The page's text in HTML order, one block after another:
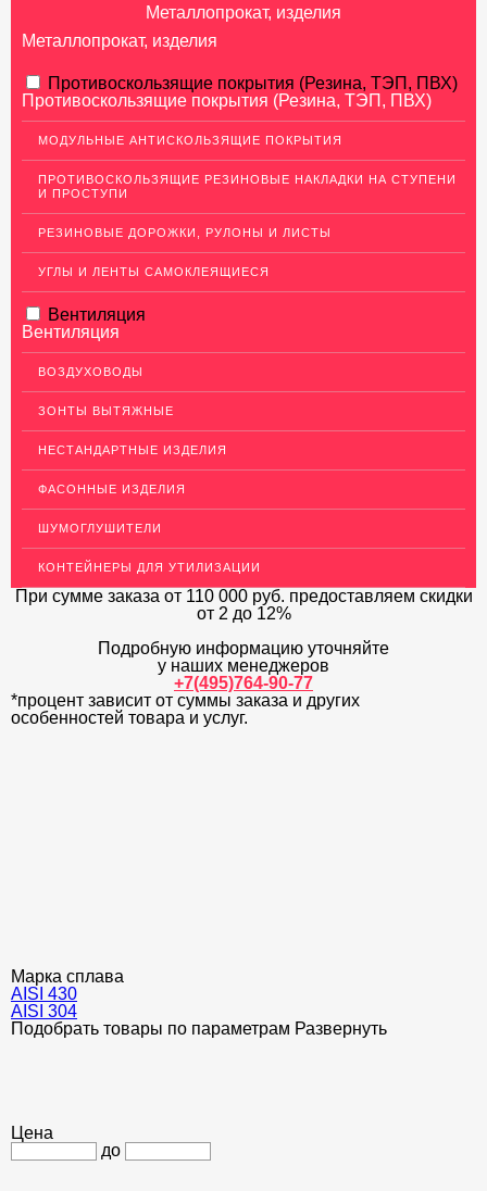
Металлопрокат, изделия
Металлопрокат, изделия
АЛЮМИНИЕВЫЙ ПРОКАТ
НЕРЖАВЕЮЩАЯ СТАЛЬ
Нержавеющие листы
Уголки из нержавеющей стали
Полоса из нержавейки
Нержавеющие трубы
ПВЛ-листы
Сетка из нержавейки
МЕДНЫЙ ПРОКАТ
ЛАТУННЫЙ ПРОКАТ
ДЕКОР НЕРЖАВЕЙКА
ОГРАЖДЕНИЯ ДЛЯ ЛЕСТНИЦ
ЭЛЕКТРОДЫ
МЕТАЛЛИЧЕСКИЕ ПОРОГИ НАПОЛЬНЫЕ (ДЛЯ ПОЛА),
РАСКЛАДКА, ПЛИНТУС
ПОТОЛКИ
Противоскользящие покрытия (Резина, ТЭП, ПВХ)
Противоскользящие покрытия (Резина, ТЭП, ПВХ)
МОДУЛЬНЫЕ АНТИСКОЛЬЗЯЩИЕ ПОКРЫТИЯ
ПРОТИВОСКОЛЬЗЯЩИЕ РЕЗИНОВЫЕ НАКЛАДКИ НА СТУПЕНИ
И ПРОСТУПИ
РЕЗИНОВЫЕ ДОРОЖКИ, РУЛОНЫ И ЛИСТЫ
УГЛЫ И ЛЕНТЫ САМОКЛЕЯЩИЕСЯ
Вентиляция
Вентиляция
ВОЗДУХОВОДЫ
ЗОНТЫ ВЫТЯЖНЫЕ
НЕСТАНДАРТНЫЕ ИЗДЕЛИЯ
ФАСОННЫЕ ИЗДЕЛИЯ
ШУМОГЛУШИТЕЛИ
КОНТЕЙНЕРЫ ДЛЯ УТИЛИЗАЦИИ
При сумме заказа от 110 000 руб. предоставляем скидки
от 2 до 12%
Подробную информацию уточняйте
у наших менеджеров
+7(495)764-90-77
*процент зависит от суммы заказа и других
особенностей товара и услуг.
Марка сплава
AISI 430
AISI 304
Подобрать товары по параметрам Развернуть
Цена
до